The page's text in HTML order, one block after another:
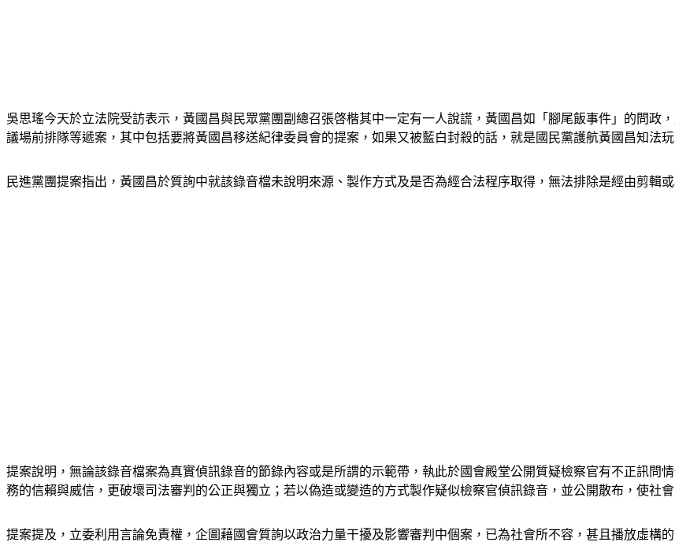
吳思瑤今天於立法院受訪表示，黃國昌與民眾黨團副總召張啓楷其中一定有一人說謊，黃國昌如「腳尾飯事件」的問政
議場前排隊等遞案，其中包括要將黃國昌移送紀律委員會的提案，如果又被藍白封殺的話，就是國民黨護航黃國昌知法玩
民進黨團提案指出，黃國昌於質詢中就該錄音檔未說明來源、製作方式及是否為經合法程序取得，無法排除是經由剪輯
提案說明，無論該錄音檔案為真實偵訊錄音的節錄內容或是所謂的示範帶，執此於國會殿堂公開質疑檢察官有不正訊問
務的信賴與威信，更破壞司法審判的公正與獨立；若以偽造或變造的方式製作疑似檢察官偵訊錄音，並公開散布，使社
提案提及，立委利用言論免責權，企圖藉國會質詢以政治力量干擾及影響審判中個案，已為社會所不容，甚且播放虛構